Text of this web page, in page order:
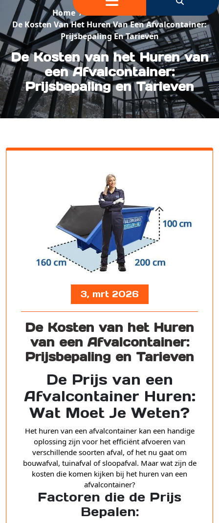
Home/Container Verhuur
De Kosten Van Het Huren Van Een Afvalcontainer:
Prijsbepaling En Tarieven
De Kosten van het Huren van
een Afvalcontainer:
Prijsbepaling en Tarieven
3, mrt 2026
De Kosten van het Huren
van een Afvalcontainer:
Prijsbepaling en Tarieven
De Prijs van een
Afvalcontainer Huren:
Wat Moet Je Weten?
Het huren van een afvalcontainer kan een handige
oplossing zijn voor het efficiënt afvoeren van
verschillende soorten afval, of het nu gaat om
bouwafval, tuinafval of sloopafval. Maar wat zijn de
kosten die komen kijken bij het huren van een
afvalcontainer?
Factoren die de Prijs
Bepalen: